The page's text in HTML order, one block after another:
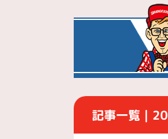
記事一覧｜